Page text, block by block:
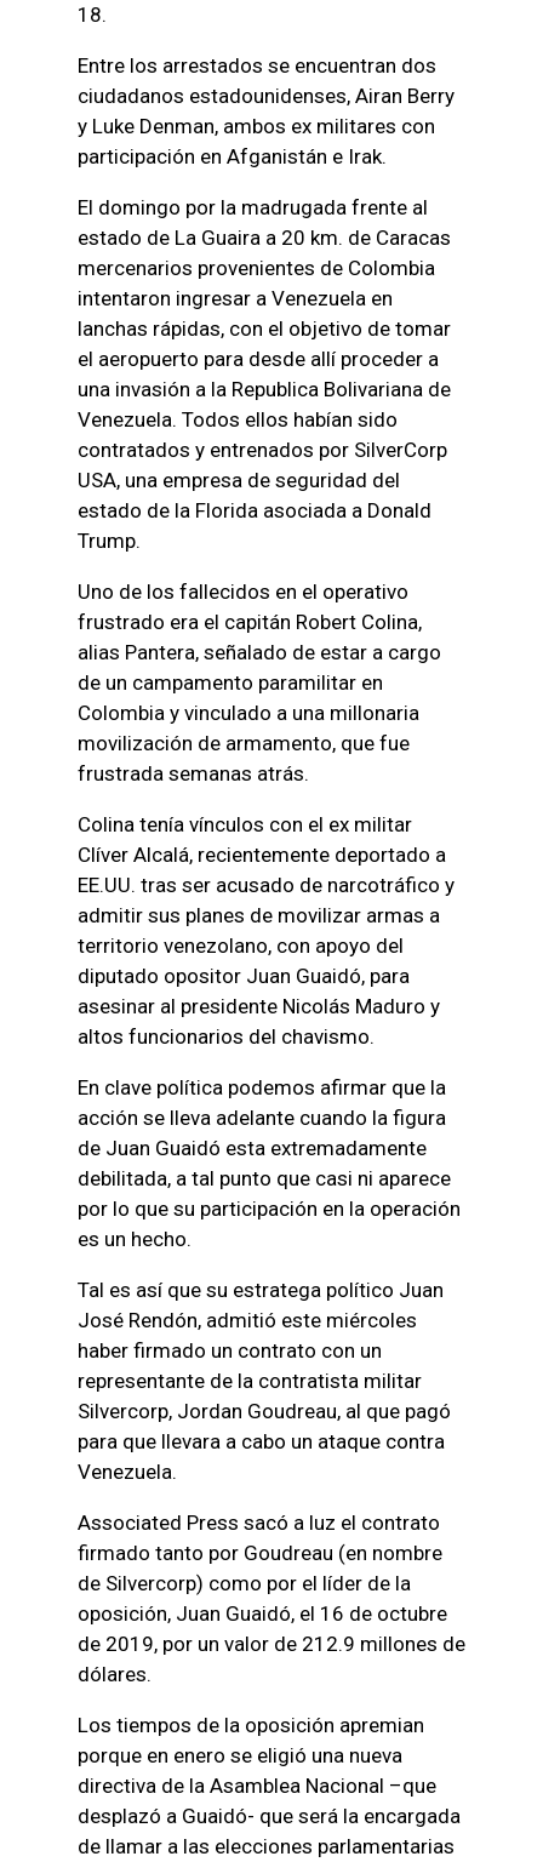
18.
Entre los arrestados se encuentran dos
ciudadanos estadounidenses, Airan Berry
y Luke Denman, ambos ex militares con
participación en Afganistán e Irak.
El domingo por la madrugada frente al
estado de La Guaira a 20 km. de Caracas
mercenarios provenientes de Colombia
intentaron ingresar a Venezuela en
lanchas rápidas, con el objetivo de tomar
el aeropuerto para desde allí proceder a
una invasión a la Republica Bolivariana de
Venezuela. Todos ellos habían sido
contratados y entrenados por SilverCorp
USA, una empresa de seguridad del
estado de la Florida asociada a Donald
Trump.
Uno de los fallecidos en el operativo
frustrado era el capitán Robert Colina,
alias Pantera, señalado de estar a cargo
de un campamento paramilitar en
Colombia y vinculado a una millonaria
movilización de armamento, que fue
frustrada semanas atrás.
Colina tenía vínculos con el ex militar
Clíver Alcalá, recientemente deportado a
EE.UU. tras ser acusado de narcotráfico y
admitir sus planes de movilizar armas a
territorio venezolano, con apoyo del
diputado opositor Juan Guaidó, para
asesinar al presidente Nicolás Maduro y
altos funcionarios del chavismo.
En clave política podemos afirmar que la
acción se lleva adelante cuando la figura
de Juan Guaidó esta extremadamente
debilitada, a tal punto que casi ni aparece
por lo que su participación en la operación
es un hecho.
Tal es así que su estratega político Juan
José Rendón, admitió este miércoles
haber firmado un contrato con un
representante de la contratista militar
Silvercorp, Jordan Goudreau, al que pagó
para que llevara a cabo un ataque contra
Venezuela.
Associated Press sacó a luz el contrato
firmado tanto por Goudreau (en nombre
de Silvercorp) como por el líder de la
oposición, Juan Guaidó, el 16 de octubre
de 2019, por un valor de 212.9 millones de
dólares.
Los tiempos de la oposición apremian
porque en enero se eligió una nueva
directiva de la Asamblea Nacional –que
desplazó a Guaidó- que será la encargada
de llamar a las elecciones parlamentarias